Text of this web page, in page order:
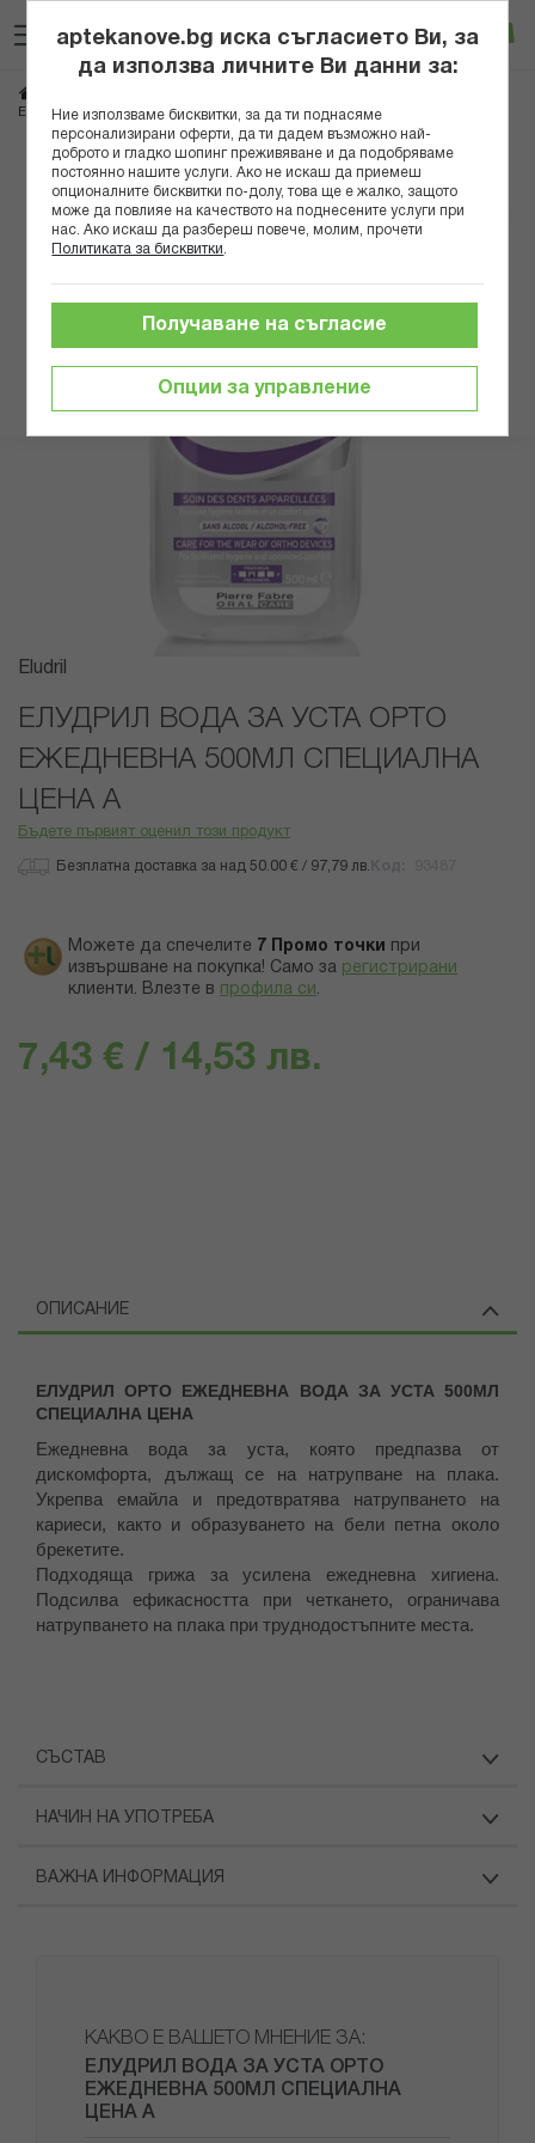
към
съдържанието
Вход
ЕЛУДРИЛ ВОДА ЗА УСТА ОРТО ЕЖЕДНЕВНА 500МЛ СПЕЦИАЛНА ЦЕНА A
Преминете
края
Преминете
началото
галерия
със
снимки
Eludril
ЕЛУДРИЛ ВОДА ЗА УСТА ОРТО
ЕЖЕДНЕВНА 500МЛ СПЕЦИАЛНА
ЦЕНА A
Бъдете първият оценил този продукт
Безплатна доставка за над 50.00 € / 97,79 лв.
Можете да спечелите 7 Промо точки
при
извършване на покупка! Само за регистрирани
клиенти. Влезте в профила си .
7,43 € / 14,53 лв.
ОПИСАНИЕ
ЕЛУДРИЛ ОРТО ЕЖЕДНЕВНА ВОДА ЗА УСТА 500МЛ
СПЕЦИАЛНА ЦЕНА
Ежедневна вода за уста, която предпазва от
дискомфорта, дължащ се на натрупване на плака.
Укрепва емайла и предотвратява натрупването на
кариеси, както и образуването на бели петна около
брекетите.
Подходяща грижа за усилена ежедневна хигиена.
Подсилва ефикасността при четкането, ограничава
натрупването на плака при труднодостъпните места.
СЪСТАВ
НАЧИН НА УПОТРЕБА
ВАЖНА ИНФОРМАЦИЯ
КАКВО Е ВАШЕТО МНЕНИЕ ЗА:
ЕЛУДРИЛ ВОДА ЗА УСТА ОРТО
ЕЖЕДНЕВНА 500МЛ СПЕЦИАЛНА
ЦЕНА A
aptekanove.bg иска съгласието Ви, за
да използва личните Ви данни за:
Ние използваме бисквитки, за да ти поднасяме
персонализирани оферти, да ти дадем възможно най-
доброто и гладко шопинг преживяване и да подобряваме
постоянно нашите услуги. Ако не искаш да приемеш
опционалните бисквитки по-долу, това ще е жалко, защото
може да повлияе на качеството на поднесените услуги при
нас. Ако искаш да разбереш повече, молим, прочети
Политиката за бисквитки
Опции за управление
Получаване на съгласие